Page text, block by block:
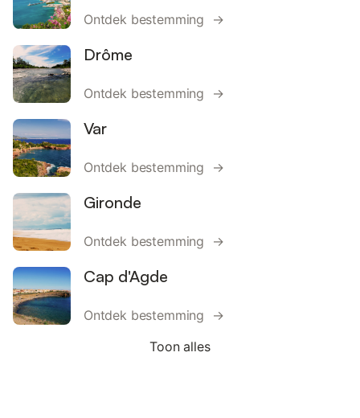
Ontdek bestemming →
Drôme
Ontdek bestemming →
Var
Ontdek bestemming →
Gironde
Ontdek bestemming →
Cap d'Agde
Ontdek bestemming →
Toon alles